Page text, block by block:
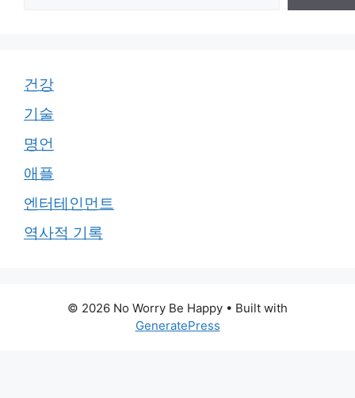
건강
기술
명언
애플
엔터테인먼트
역사적 기록
© 2026 No Worry Be Happy • Built with
GeneratePress